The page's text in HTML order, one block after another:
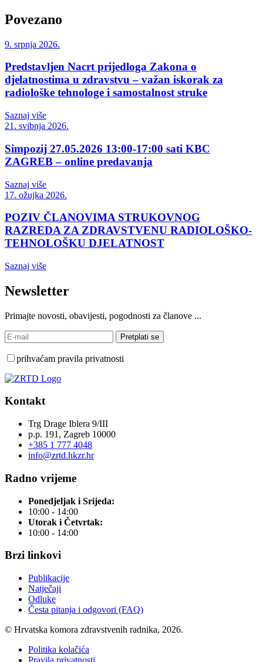
Povezano
9. srpnja 2026.
Predstavljen Nacrt prijedloga Zakona o
djelatnostima u zdravstvu – važan iskorak za
radiološke tehnologe i samostalnost struke
Saznaj više
21. svibnja 2026.
Simpozij 27.05.2026 13:00-17:00 sati KBC
ZAGREB – online predavanja
Saznaj više
17. ožujka 2026.
POZIV ČLANOVIMA STRUKOVNOG
RAZREDA ZA ZDRAVSTVENU RADIOLOŠKO-
TEHNOLOŠKU DJELATNOST
Saznaj više
Newsletter
Primajte novosti, obavijesti, pogodnosti za članove ...
prihvaćam pravila privatnosti
Kontakt
Trg Drage Iblera 9/III
p.p. 191, Zagreb 10000
+385 1 777 4048
info@zrtd.hkzr.hr
Radno vrijeme
Ponedjeljak i Srijeda:
10:00 - 14:00
Utorak i Četvrtak:
10:00 - 14:00
Brzi linkovi
Publikacije
Natječaji
Odluke
Česta pitanja i odgovori (FAQ)
© Hrvatska komora zdravstvenih radnika, 2026.
Politika kolačića
Pravila privatnosti